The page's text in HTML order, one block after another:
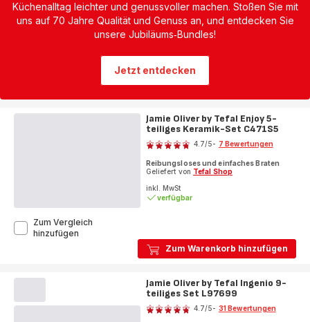
Küchenalltag leichter und genussvoller machen. Stoßen Sie mit
uns auf 70 Jahre Qualität und Genuss an, und entdecken Sie
unsere Jubiläums‑Bundles!
Jetzt entdecken
Zum Warenkorb hinzufügen
Jamie Oliver by Tefal Enjoy 5-
teiliges Keramik-Set C471S5
Bewertung
4.7/5- 7 Bewertungen
Reibungsloses und einfaches Braten
Geliefert von Tefal Shop
inkl. MwSt
verfügbar
Zum Vergleich
hinzufügen
Jamie Oliver by Tefal Ingenio 9-
teiliges Set L97699
Bewertung
4.7/5- 31 Bewertungen